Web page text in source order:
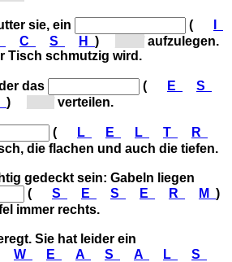
sie, ein (
C S H )
aufzulegen.
Tisch schmutzig wird.
das ( E
S
) verteilen.
( L E L T
R
die flachen und auch die tiefen.
gedeckt sein: Gabeln liegen
( S E S E R M )
immer rechts.
Sie hat leider ein
W E A S A L
S